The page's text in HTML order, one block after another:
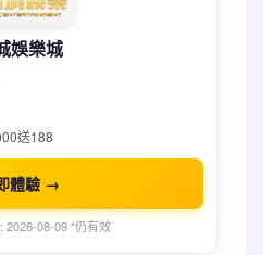
娛樂城
送188
體驗 →
2026-08-09 *仍有效